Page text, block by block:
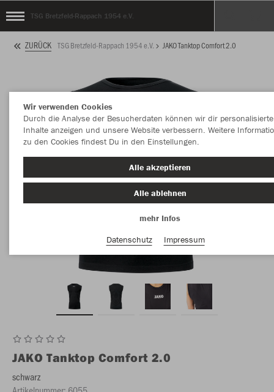
TSG Bretzfeld-Rappach 1954 e.V.
ZURÜCK TSG Bretzfeld-Rappach 1954 e.V. JAKO Tanktop Comfort 2.0
JAKO Tanktop Comfort 2.0
schwarz
Wir verwenden Cookies
Durch die Analyse der Besucherdaten können wir dir personalisierte
Inhalte anzeigen und unsere Website verbessern. Weitere
zu den Cookies findest Du in den Einstellungen.
Alle akzeptieren
Alle ablehnen
mehr Infos
Datenschutz
Impressum